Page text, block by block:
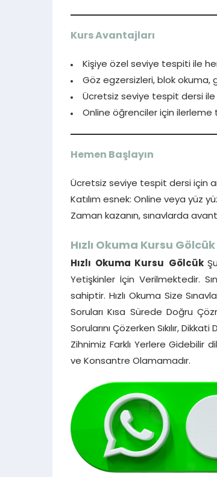
Kurs Avantajları
Kişiye özel seviye tespiti ile
Göz egzersizleri, blok okuma,
Ücretsiz seviye tespit dersi
Online öğrenciler için ilerleme
Hemen Başlayın
Ücretsiz seviye tespit dersi için
Katılım esnek: Online veya yüz
Zaman kazanın, sınavlarda
Hızlı Okuma Kursu Gölcük
Hızlı Okuma Kursu Gölcük
Yetişkinler İçin Verilmektedir.
sahiptir. Hızlı Okuma Size
Soruları Kısa Sürede Doğru
Sorularını Çözerken Sıkılır,
Zihnimiz Farklı Yerlere Gidebilir
ve Konsantre Olamamadır.